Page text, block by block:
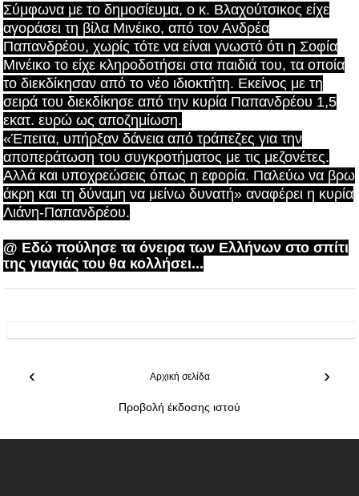
Σύμφωνα με το δημοσίευμα, ο κ. Βλαχούτσικος είχε
αγοράσει τη βίλα Μινέικο, από τον Ανδρέα
Παπανδρέου, χωρίς τότε να είναι γνωστό ότι η Σοφία
Μινέικο το είχε κληροδοτήσει στα παιδιά του, τα οποία
το διεκδίκησαν από το νέο ιδιοκτήτη. Εκείνος με τη
σειρά του διεκδίκησε από την κυρία Παπανδρέου 1,5
εκατ. ευρώ ως αποζημίωση.
«Έπειτα, υπήρξαν δάνεια από τράπεζες για την
αποπεράτωση του συγκροτήματος με τις μεζονέτες.
Αλλά και υποχρεώσεις όπως η εφορία. Παλεύω να βρω
άκρη και τη δύναμη να μείνω δυνατή» αναφέρει η κυρία
Λιάνη-Παπανδρέου.
@ Εδώ πούλησε τα όνειρα των Ελλήνων στο σπίτι
της γιαγιάς του θα κολλήσει...
‹ ›
Αρχική σελίδα
Προβολή έκδοσης ιστού